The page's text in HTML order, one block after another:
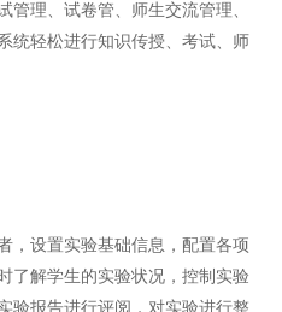
管理、试卷管、师生交流管理、
统轻松进行知识传授、考试、师
，设置实验基础信息，配置各项
了解学生的实验状况，控制实验
验报告进行评阅，对实验进行整